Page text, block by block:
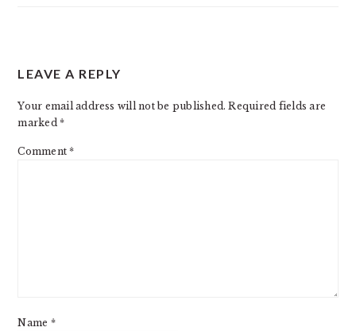
INTERACTIONS
LEAVE A REPLY
Your email address will not be published. Required fields are
marked*
Comment*
Name *